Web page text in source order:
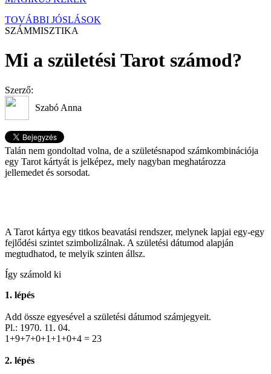
TOVÁBBI JÓSLÁSOK
SZÁMMISZTIKA
Mi a születési Tarot számod?
Szerző:
Szabó Anna
Talán nem gondoltad volna, de a születésnapod számkombinációja
egy Tarot kártyát is jelképez, mely nagyban meghatározza
jellemedet és sorsodat.
A Tarot kártya egy titkos beavatási rendszer, melynek lapjai egy-egy
fejlődési szintet szimbolizálnak. A születési dátumod alapján
megtudhatod, te melyik szinten állsz.
Így számold ki
1. lépés
Add össze egyesével a születési dátumod számjegyeit.
Pl.: 1970. 11. 04.
1+9+7+0+1+1+0+4 = 23
2. lépés